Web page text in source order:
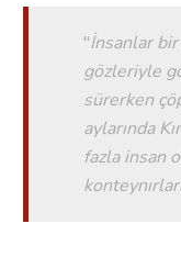
''İnsanlar
gözleriyle
sürerken
aylarında
fazla insan